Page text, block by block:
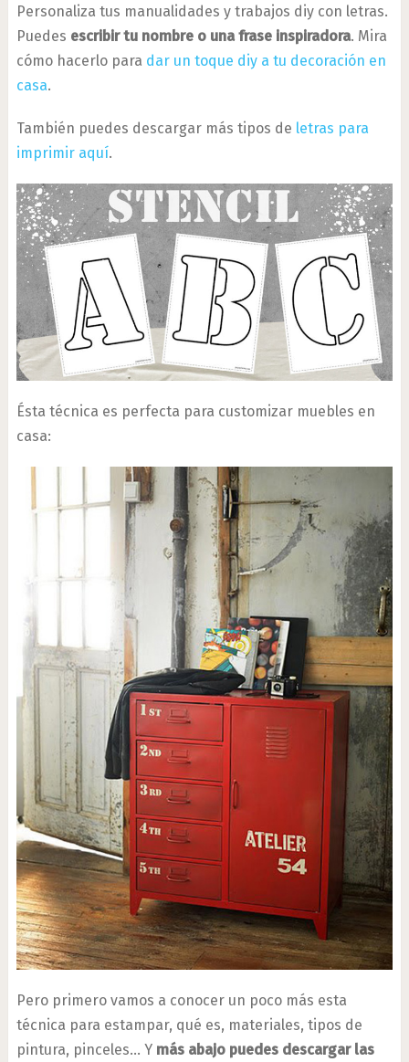
Personaliza tus manualidades y trabajos diy con letras.
Puedes escribir tu nombre o una frase inspiradora. Mira
cómo hacerlo para dar un toque diy a tu decoración en
casa.
También puedes descargar más tipos de letras para
imprimir aquí.
Ésta técnica es perfecta para customizar muebles en
casa:
Pero primero vamos a conocer un poco más esta
técnica para estampar, qué es, materiales, tipos de
pintura, pinceles… Y más abajo puedes descargar las